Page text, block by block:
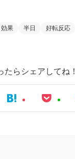
効果 半日 好転反応
たらシェアしてね！